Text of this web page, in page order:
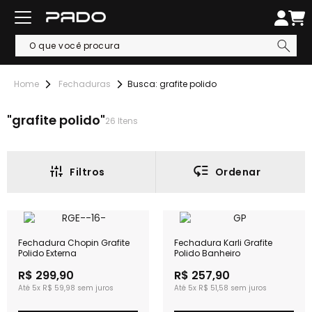
Fechaduras Busca: grafite polido
grafite polido 26 Itens
Filtros Ordenar
Fechadura Chopin Grafite
Polido Externa
R$ 299,90
5x R$ 59,98
Fechadura Karli Grafite
Polido Banheiro
R$ 257,90
5x R$ 51,58